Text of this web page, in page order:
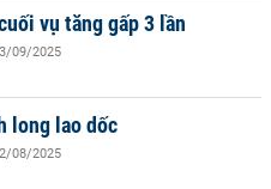
vụ tăng gấp 3 lần
09/2025
long lao dốc
08/2025